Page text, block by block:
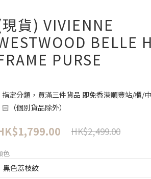
貨) VIVIENNE
BELLE
PURSE
指定分類，買滿三件貨品 即免香港順豐站/櫃/
🏻（個別貨品除外）
HK$2,499.00
色